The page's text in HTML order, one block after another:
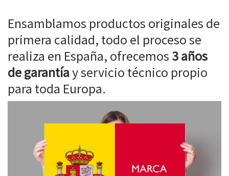
Ensamblamos productos originales de
primera calidad, todo el proceso se
realiza en España, ofrecemos 3 años
de garantíay servicio técnico propio
para toda Europa.